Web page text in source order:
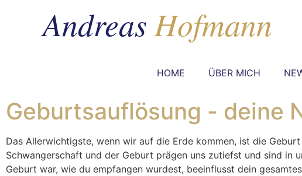
HOME ÜBER MICH
Geburtsauflösung - deine
Das Allerwichtigste, wenn wir auf die Erde kommen, ist die
Schwangerschaft und der Geburt prägen uns zutiefst und sind in
Geburt war, wie du empfangen wurdest, beeinflusst dein